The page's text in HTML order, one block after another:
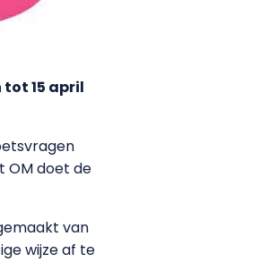
15 april
OM doet de
van
wijze af te